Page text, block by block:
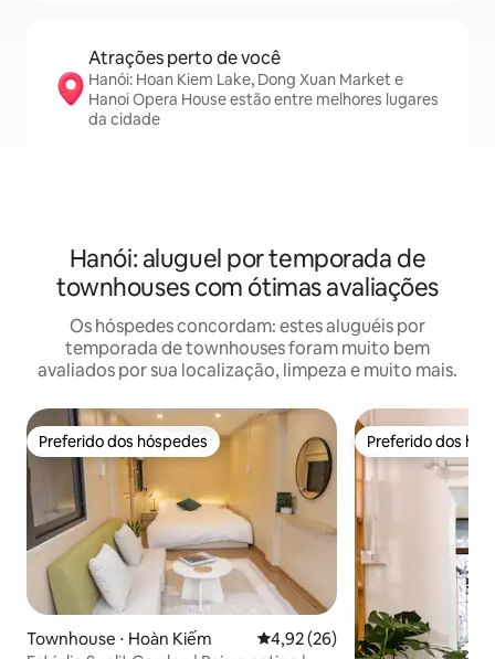
Atrações perto de você
Hanói: Hoan Kiem Lake, Dong Xuan Market e
Hanoi Opera House estão entre melhores lugares
da cidade
Hanói: aluguel por temporada de
townhouses com ótimas avaliações
Os hóspedes concordam: estes aluguéis por
temporada de townhouses foram muito bem
avaliados por sua localização, limpeza e muito mais.
Preferido dos hóspedes
Preferido dos hóspedes
Townhouse ⋅ Hoàn Kiếm 4,92 de uma avaliação média
4,92 (26)
Preferido dos
Preferido dos